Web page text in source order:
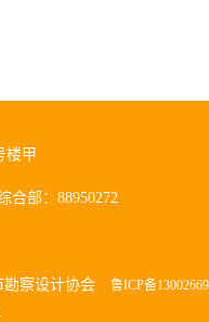
楼甲
合部：88950272
勘察设计协会 鲁ICP备